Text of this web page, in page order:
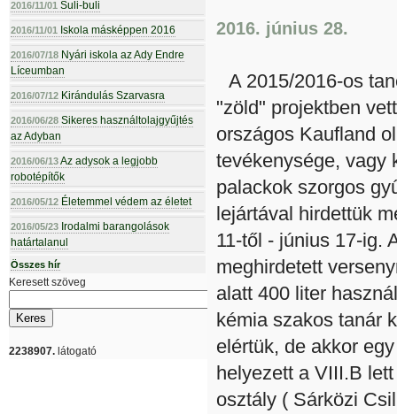
2016/11/01 Suli-buli
2016/11/01 Iskola másképpen 2016
2016/07/18 Nyári iskola az Ady Endre
Líceumban
2016/07/12 Kirándulás Szarvasra
2016/06/28 Sikeres használtolajgyűjtés
az Adyban
2016/06/13Az adysok a legjobb
robotépítők
2016/05/12 Életemmel védem az életet
2016/05/23 Irodalmi barangolások
határtalanul
Összes hír
Keresett szöveg
2238907. látogató
2016. június 28.
A 2015/2016-os
"zöld" projektben
országos Kaufland
tevékenysége, vagy
palackok szorgos
lejártával hirdettük
11-től - június 17-ig.
meghirdetett
alatt 400 liter
kémia szakos tanár
elértük, de akkor
helyezett a VIII.B
osztály ( Sárközi